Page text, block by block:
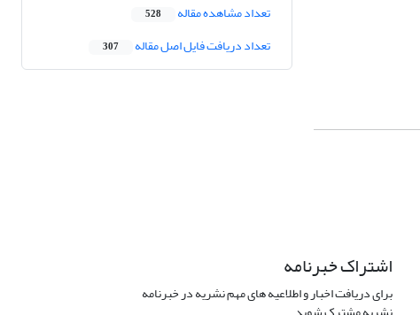
تعداد مشاهده مقاله 528
تعداد دریافت فایل اصل مقاله 307
اشتراک خبرنامه
برای دریافت اخبار و اطلاعیه های مهم نشریه در خبرنامه